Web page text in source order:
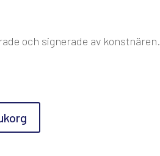
och signerade av konstnären.